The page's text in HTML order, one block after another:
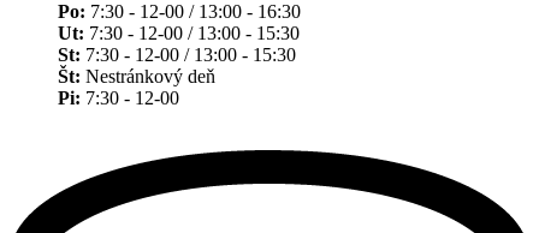
Po: 7:30 - 12-00 / 13:00 - 16:30
Ut: 7:30 - 12-00 / 13:00 - 15:30
St: 7:30 - 12-00 / 13:00 - 15:30
Št: Nestránkový deň
Pi: 7:30 - 12-00